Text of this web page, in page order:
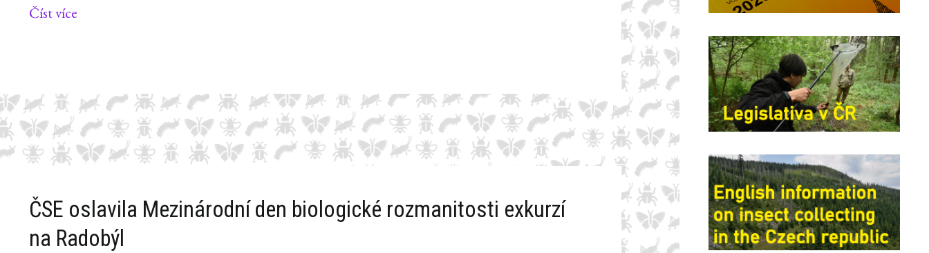
Číst více
ČSE oslavila Mezinárodní den biologické rozmanitosti exkurzí
na Radobýl